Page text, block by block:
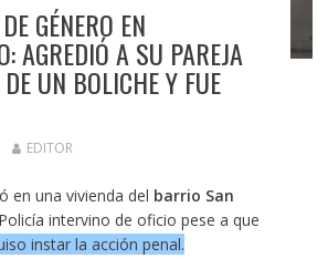
GÉNERO EN
AGREDIÓ A SU PAREJA
UN BOLICHE Y FUE
EDITOR
en una vivienda del barrio San
intervino de oficio pese a que
instar la acción penal.